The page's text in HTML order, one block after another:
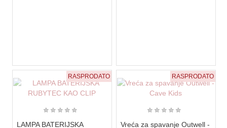
RASPRODATO
★ ★ ★ ★ ★
LAMPA BATERIJSKA
RASPRODATO
★ ★ ★ ★ ★
Vreća za spavanje Outwell -